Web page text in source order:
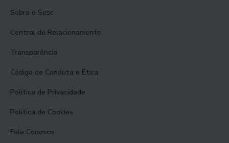
Sobre o Sesc
Central de Relacionamento
Transparência
Código de Conduta e Ética
Política de Privacidade
Política de Cookies
Fale Conosco